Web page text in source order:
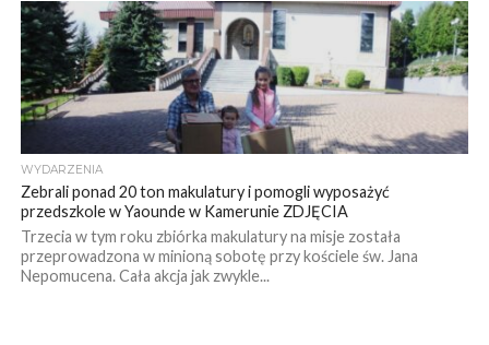
WYDARZENIA
Zebrali ponad 20 ton makulatury i pomogli wyposażyć
przedszkole w Yaounde w Kamerunie ZDJĘCIA
Trzecia w tym roku zbiórka makulatury na misje została
przeprowadzona w minioną sobotę przy kościele św. Jana
Nepomucena. Cała akcja jak zwykle...